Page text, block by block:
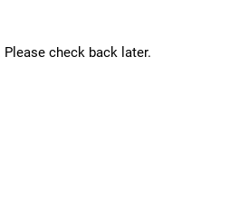
check back later.